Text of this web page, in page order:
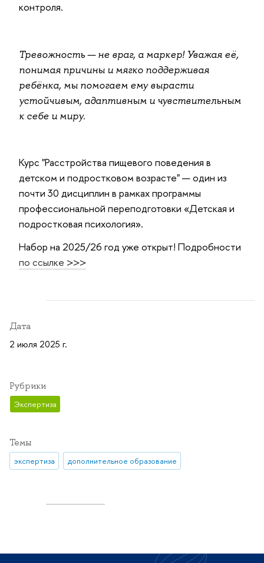
контроля.
Тревожность — не враг, а маркер! Уважая её,
понимая причины и мягко поддерживая
ребёнка, мы помогаем ему вырасти
устойчивым, адаптивным и чувствительным
к себе и миру.
Курс "Расстройства пищевого поведения в
детском и подростковом возрасте" — один из
почти 30 дисциплин в рамках программы
профессиональной переподготовки «Детская и
подростковая психология».
Набор на 2025/26 год уже открыт! Подробности
по ссылке >>>
Дата
2 июля 2025 г.
Рубрики
Экспертиза
Темы
экспертиза дополнительное образование